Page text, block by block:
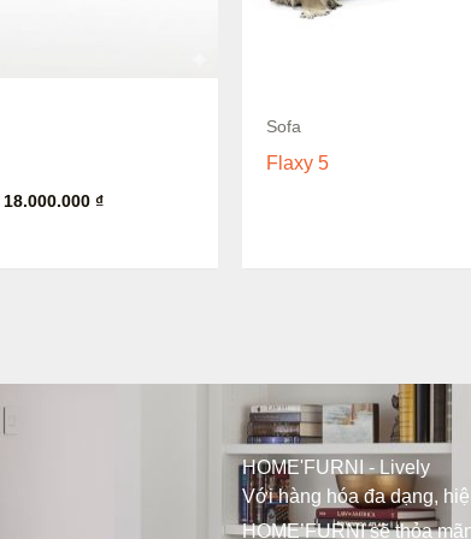
18.000.000 ₫
Sofa
Flaxy 5
HOME'FURNI - Lively
Với hàng hóa đa dạng,
HOME’FURNI sẽ thỏa